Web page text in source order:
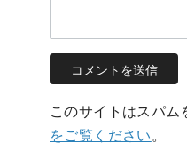
このサイトはスパム
をご覧ください。